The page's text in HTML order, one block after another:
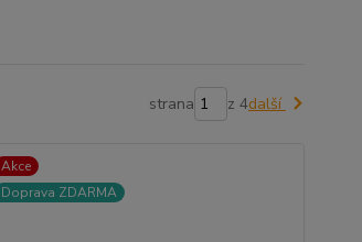
strana z 4další
Akce
Doprava ZDARMA